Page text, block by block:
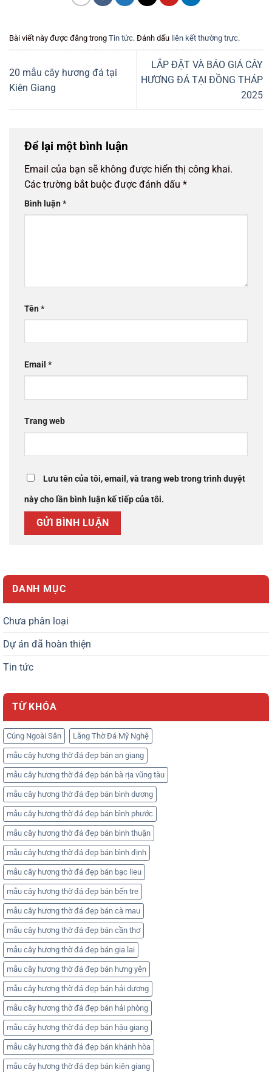
DANH MỤC
Chưa phân loại
Dự án đã hoàn thiện
Tin tức
TỪ KHÓA
Cúng Ngoài Sân Lăng Thờ Đá Mỹ Nghệ
mẫu cây hương thờ đá đẹp bán an giang
mẫu cây hương thờ đá đẹp bán bà rịa vũng tàu
mẫu cây hương thờ đá đẹp bán bình dương
mẫu cây hương thờ đá đẹp bán bình phước
mẫu cây hương thờ đá đẹp bán bình thuận
mẫu cây hương thờ đá đẹp bán bình định
mẫu cây hương thờ đá đẹp bán bạc lieu
mẫu cây hương thờ đá đẹp bán bến tre
mẫu cây hương thờ đá đẹp bán cà mau
mẫu cây hương thờ đá đẹp bán cần thơ
mẫu cây hương thờ đá đẹp bán gia lai
mẫu cây hương thờ đá đẹp bán hưng yên
mẫu cây hương thờ đá đẹp bán hải dương
mẫu cây hương thờ đá đẹp bán hải phòng
mẫu cây hương thờ đá đẹp bán hậu giang
mẫu cây hương thờ đá đẹp bán khánh hòa
mẫu cây hương thờ đá đẹp bán kiên giang
Bài viết này được đăng trong Tin tức. Đánh dấu liên kết thường trực.
20 mẫu cây hương đá tại
Kiên Giang
LẮP ĐẶT VÀ BÁO GIÁ CÂY
HƯƠNG ĐÁ TẠI ĐỒNG THÁP
2025
Để lại một bình luận
Email của bạn sẽ không được hiển thị công khai.
Các trường bắt buộc được đánh dấu *
Bình luận*
Tên*
Email *
Trang web
Lưu tên của tôi, email, và trang web trong trình duyệt
này cho lần bình luận kế tiếp của tôi.